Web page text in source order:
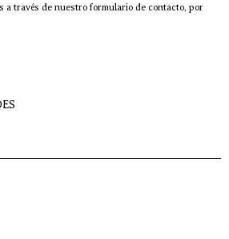
a través de nuestro formulario de contacto, por